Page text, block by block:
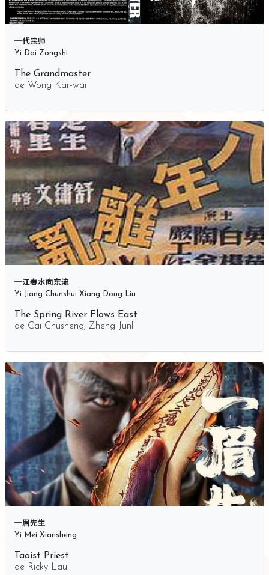
一代宗师
Yi Dai Zongshi
The Grandmaster
de Wong Kar-wai
一江春水向东流
Yi Jiang Chunshui Xiang Dong Liu
The Spring River Flows East
de Cai Chusheng, Zheng Junli
一眉先生
Yi Mei Xiansheng
Taoist Priest
de Ricky Lau